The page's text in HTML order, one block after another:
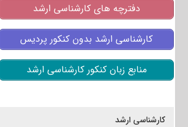
دفترچه های کارشناسی ارشد
کارشناسی ارشد بدون کنکور پردیس
منابع زبان کنکور کارشناسی ارشد
کارشناسی ارشد